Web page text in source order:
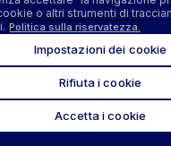
o altri strumenti di
Politica sulla riservatezza.
Impostazioni dei cookie
Rifiuta i cookie
Accetta i cookie